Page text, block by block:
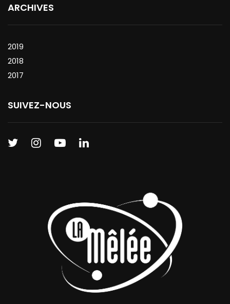
ARCHIVES
2019
2018
2017
SUIVEZ-NOUS